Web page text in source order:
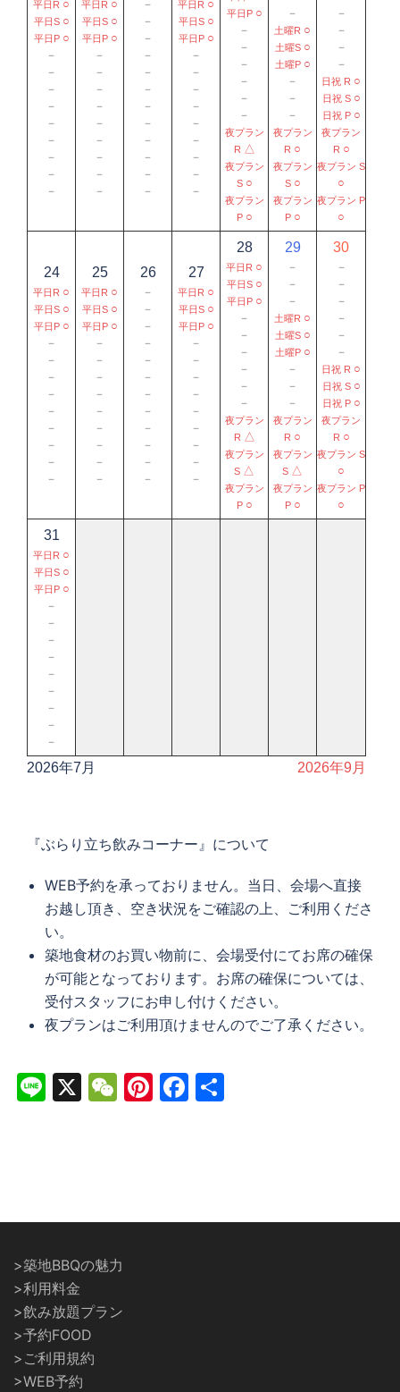
平日R ○
平日S ○
平日P ○
－
－
－
－
－
－
－
－
－
平日R ○
平日S ○
平日P ○
－
－
－
－
－
－
－
－
－
－
－
－
－
－
－
－
－
－
－
－
－
平日R ○
平日S ○
平日P ○
－
－
－
－
－
－
－
－
－
平日P ○
－
－
－
－
－
－
夜プラン
R △
夜プラン
S ○
夜プラン
P ○
－
土曜R ○
土曜S ○
土曜P ○
－
－
－
夜プラン
R ○
夜プラン
S ○
夜プラン
P ○
－
－
－
－
日祝 R ○
日祝 S ○
日祝 P ○
夜プラン
R ○
夜プラン S
○
夜プラン P
○
24
平日R ○
平日S ○
平日P ○
－
－
－
－
－
－
－
－
－
25
平日R ○
平日S ○
平日P ○
－
－
－
－
－
－
－
－
－
26
－
－
－
－
－
－
－
－
－
－
－
－
27
平日R ○
平日S ○
平日P ○
－
－
－
－
－
－
－
－
－
28
平日R ○
平日S ○
平日P ○
－
－
－
－
－
－
夜プラン
R △
夜プラン
S △
夜プラン
P ○
29
－
－
－
土曜R ○
土曜S ○
土曜P ○
－
－
－
夜プラン
R ○
夜プラン
S △
夜プラン
P ○
30
－
－
－
－
－
－
日祝 R ○
日祝 S ○
日祝 P ○
夜プラン
R ○
夜プラン S
○
夜プラン P
○
31
平日R ○
平日S ○
平日P ○
－
－
－
－
－
－
－
－
－
2026年7月 2026年9月
『ぶらり立ち飲みコーナー』について
WEB予約を承っておりません。当日、会場へ直接
お越し頂き、空き状況をご確認の上、ご利用くださ
い。
築地食材のお買い物前に、会場受付にてお席の確保
が可能となっております。お席の確保については、
受付スタッフにお申し付けください。
夜プランはご利用頂けませんのでご了承ください。
Line
X WeChat
Pinterest
Facebook
>築地BBQの魅力
>利用料金
>飲み放題プラン
>予約FOOD
>ご利用規約
>WEB予約